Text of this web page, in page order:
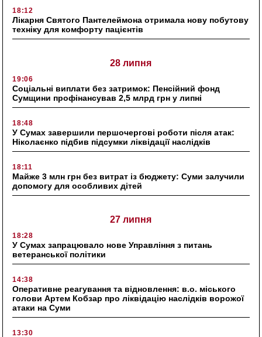
18:12
Лікарня Святого Пантелеймона отримала нову побутову
техніку для комфорту пацієнтів
28 липня
19:06
Соціальні виплати без затримок: Пенсійний фонд
Сумщини профінансував 2,5 млрд грн у липні
18:48
У Сумах завершили першочергові роботи після атак:
Ніколаєнко підбив підсумки ліквідації наслідків
18:11
Майже 3 млн грн без витрат із бюджету: Суми залучили
допомогу для особливих дітей
27 липня
18:28
У Сумах запрацювало нове Управління з питань
ветеранської політики
14:38
Оперативне реагування та відновлення: в.о. міського
голови Артем Кобзар про ліквідацію наслідків ворожої
атаки на Суми
13:30